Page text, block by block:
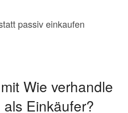
passiv einkaufen
Wie verhandle
Einkäufer?